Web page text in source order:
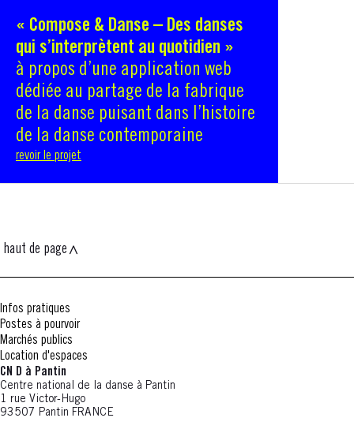
« Compose & Danse – Des danses
qui s’interprètent au quotidien »
à propos d’une application web
dédiée au partage de la fabrique
de la danse puisant dans l’histoire
de la danse contemporaine
revoir le projet
haut de page
Infos pratiques
Postes à pourvoir
Marchés publics
Location d'espaces
CN D à Pantin
Centre national de la danse à Pantin
1 rue Victor-Hugo
93507 Pantin FRANCE